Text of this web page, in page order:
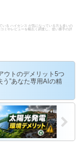
いる ハイセンス が気になっている方も多いの
ミやレビューを幅広く調査し、使い勝手の評
ウトのデメリット5つ
う”あなた専用AIの精